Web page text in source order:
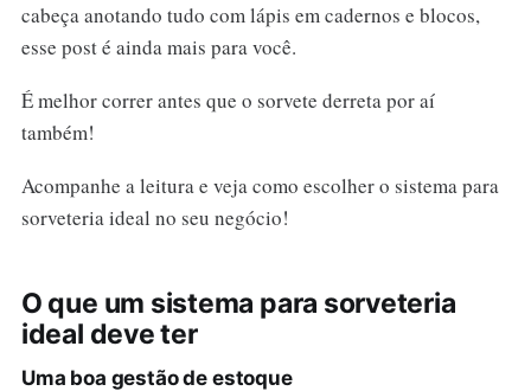
cabeça anotando tudo com lápis em cadernos e blocos,
esse post é ainda mais para você.
É melhor correr antes que o sorvete derreta por aí
também!
Acompanhe a leitura e veja como escolher o sistema para
sorveteria ideal no seu negócio!
O que um sistema para sorveteria
ideal deve ter
Uma boa gestão de estoque